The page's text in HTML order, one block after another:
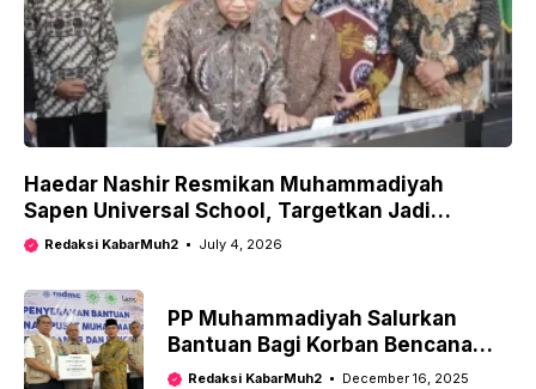
Haedar Nashir Resmikan Muhammadiyah
Sapen Universal School, Targetkan Jadi
Sekolah Berstandar Internasional
Redaksi KabarMuh2 July 4, 2026
PP Muhammadiyah Salurkan
Bantuan Bagi Korban Bencana
Sumatra, Haedar Nashir Serukan
Redaksi KabarMuh2 December 16, 2025